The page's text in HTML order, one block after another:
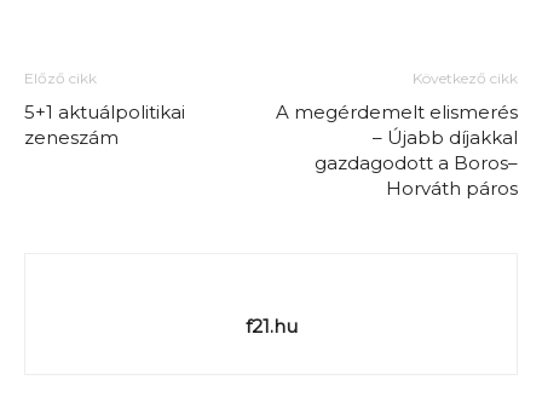
Előző cikk
5+1 aktuálpolitikai
zeneszám
Következő cikk
A megérdemelt elismerés
– Újabb díjakkal
gazdagodott a Boros–
Horváth páros
f21.hu